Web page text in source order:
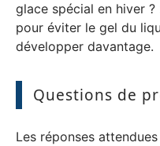
glace spécial en hiver
pour éviter le gel du
développer davantage.
Questions de
Les réponses